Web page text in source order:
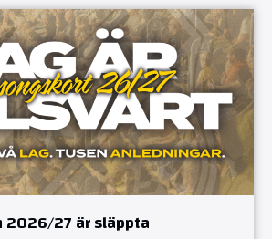
2026/27 är släppta